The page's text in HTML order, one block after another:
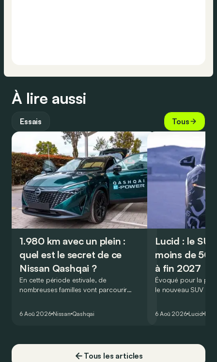
À lire aussi
Essais Tous
1.980 km avec un plein :
quel est le secret de ce
Nissan Qashqai ?
En cette période estivale, de
nombreuses familles vont parcourir
Qashqai e-Power, il serait possible de
6 Aoû 2026 Nissan Qashqai
Lucid : le
moins de
à fin 2027
Évoqué pour la
le nouveau SUV
l’année 2026.
6 Aoû 2026 Lucid
Tous les articles